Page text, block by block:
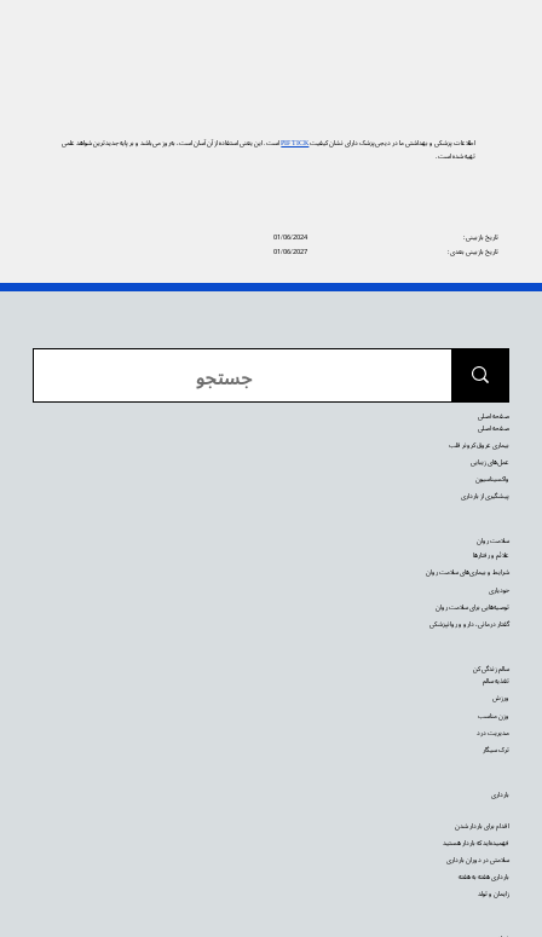
اطلاعات پزشکی و بهداشتی ما در دیجی‌پزشک دارای نشان کیفیتPIF TICKاست. این یعنی استفاده از آن آسان است، به‌روز می‌باشد و بر پایه جدیدترین شواهد علمی
تهیه شده است.
01/06/2024
تاریخ بازبینی:
01/06/2027
تاریخ بازبینی بعدی:
بارداری
اقدام برای باردار شدن
فهمیده‌اید که باردار هستید
سلامتی در دوران بارداری
بارداری هفته به هفته
زایمان و تولد
سالم زندگی کن
تغذیه سالم
ورزش
وزن مناسب
مدیریت درد
ترک سیگار
سلامت روان
علائم و رفتارها
شرایط و بیماری‌های سلامت روان
خودیاری
توصیه‌‌هایی برای سلامت روان
گفتار درمانی، دارو و روانپزشکی
صفحه اصلی
صفحه اصلی
بیماری عروق کرونر قلب
عمل‌های زیبایی
واکسیناسیون
پیشگیری از بارداری